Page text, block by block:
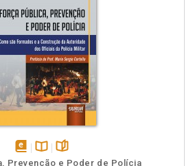
disponívelDisponível
páginas
Prevenção e Poder de Polícia